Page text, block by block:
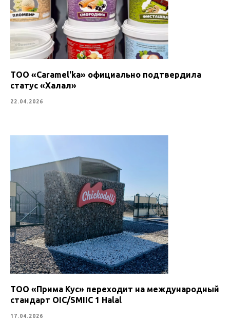
ТОО «Caramel'ka» официально подтвердила
статус «Халал»
22.04.2026
ТОО «Прима Кус» переходит на международный
стандарт OIC/SMIIC 1 Halal
17.04.2026